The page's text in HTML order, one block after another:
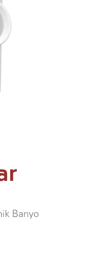
Banyo